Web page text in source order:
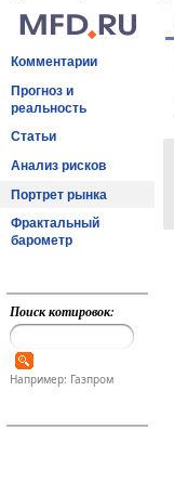
Комментарии
Прогноз и
реальность
Статьи
Анализ рисков
Портрет рынка
Фрактальный
барометр
Поиск котировок:
Например: Газпром